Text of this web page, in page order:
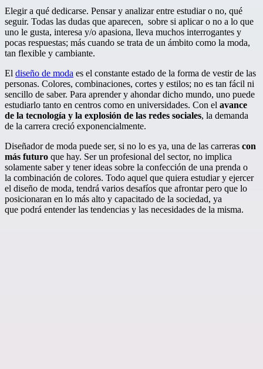
Pinterest
Elegir a qué dedicarse. Pensar y analizar entre estudiar o no, qué
seguir. Todas las dudas que aparecen, sobre si aplicar o no a lo que
uno le gusta, interesa y/o apasiona, lleva muchos interrogantes y
pocas respuestas; más cuando se trata de un ámbito como la moda,
tan flexible y cambiante.
El diseño de moda es el constante estado de la forma de vestir de las
personas. Colores, combinaciones, cortes y estilos; no es tan fácil ni
sencillo de saber. Para aprender y ahondar dicho mundo, uno puede
estudiarlo tanto en centros como en universidades. Con el avance
de la tecnología y la explosión de las redes sociales, la demanda
de la carrera creció exponencialmente.
Diseñador de moda puede ser, si no lo es ya, una de las carreras con
más futuro que hay. Ser un profesional del sector, no implica
solamente saber y tener ideas sobre la confección de una prenda o
la combinación de colores. Todo aquel que quiera estudiar y ejercer
el diseño de moda, tendrá varios desafíos que afrontar pero que lo
posicionaran en lo más alto y capacitado de la sociedad, ya
que podrá entender las tendencias y las necesidades de la misma.